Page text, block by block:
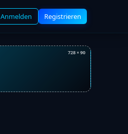
Anmelden Registrieren
728 × 90